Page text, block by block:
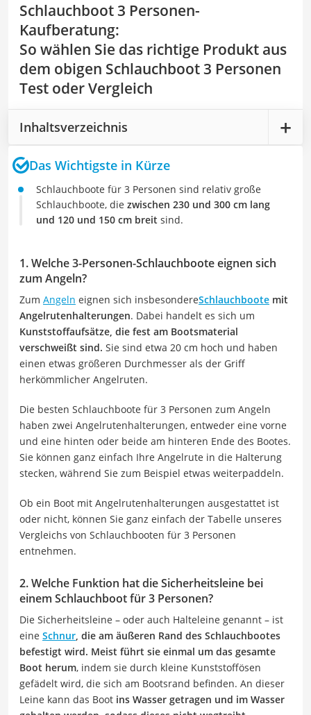
Schlauchboot 3 Personen-
Kaufberatung:
So wählen Sie das richtige Produkt aus
dem obigen Schlauchboot 3 Personen
Test oder Vergleich
Inhaltsverzeichnis
Das Wichtigste in Kürze
Schlauchboote für 3 Personen sind relativ große
Schlauchboote, die zwischen 230 und 300 cm lang
und 120 und 150 cm breit sind.
1. Welche 3-Personen-Schlauchboote eignen sich
zum Angeln?
Zum Angeln eignen sich insbesondereSchlauchboote mit
Angelrutenhalterungen. Dabei handelt es sich um
Kunststoffaufsätze, die fest am Bootsmaterial
verschweißt sind. Sie sind etwa 20 cm hoch und haben
einen etwas größeren Durchmesser als der Griff
herkömmlicher Angelruten.
Die besten Schlauchboote für 3 Personen zum Angeln
haben zwei Angelrutenhalterungen, entweder eine vorne
und eine hinten oder beide am hinteren Ende des Bootes.
Sie können ganz einfach Ihre Angelrute in die Halterung
stecken, während Sie zum Beispiel etwas weiterpaddeln.
Ob ein Boot mit Angelrutenhalterungen ausgestattet ist
oder nicht, können Sie ganz einfach der Tabelle unseres
Vergleichs von Schlauchbooten für 3 Personen
entnehmen.
2. Welche Funktion hat die Sicherheitsleine bei
einem Schlauchboot für 3 Personen?
Die Sicherheitsleine – oder auch Halteleine genannt – ist
eine Schnur, die am äußeren Rand des Schlauchbootes
befestigt wird. Meist führt sie einmal um das gesamte
Boot herum, indem sie durch kleine Kunststoffösen
gefädelt wird, die sich am Bootsrand befinden. An dieser
Leine kann das Boot ins Wasser getragen und im Wasser